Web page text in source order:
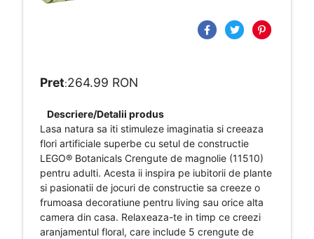
Pret:264.99 RON
Descriere/Detalii produs
Lasa natura sa iti stimuleze imaginatia si creeaza
flori artificiale superbe cu setul de constructie
LEGO® Botanicals Crengute de magnolie (11510)
pentru adulti. Acesta ii inspira pe iubitorii de plante
si pasionatii de jocuri de constructie sa creeze o
frumoasa decoratiune pentru living sau orice alta
camera din casa. Relaxeaza-te in timp ce creezi
aranjamentul floral, care include 5 crengute de